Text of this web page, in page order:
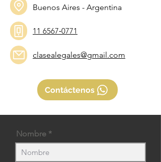
Buenos Aires - Argentina
11 6567‑0771‬
clasealegales@gmail.com
Contáctenos
Nombre